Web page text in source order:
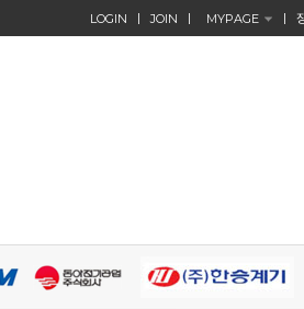
LOGIN JOIN MYPAGE